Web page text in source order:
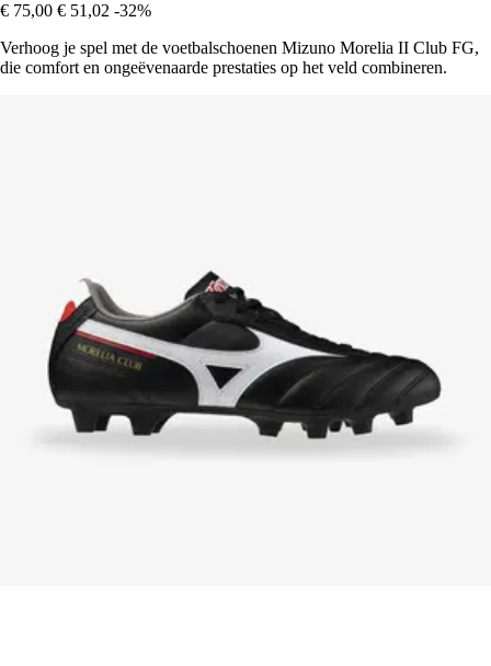
€ 75,00 € 51,02 -32%
Verhoog je spel met de voetbalschoenen Mizuno Morelia II Club FG,
die comfort en ongeëvenaarde prestaties op het veld combineren.